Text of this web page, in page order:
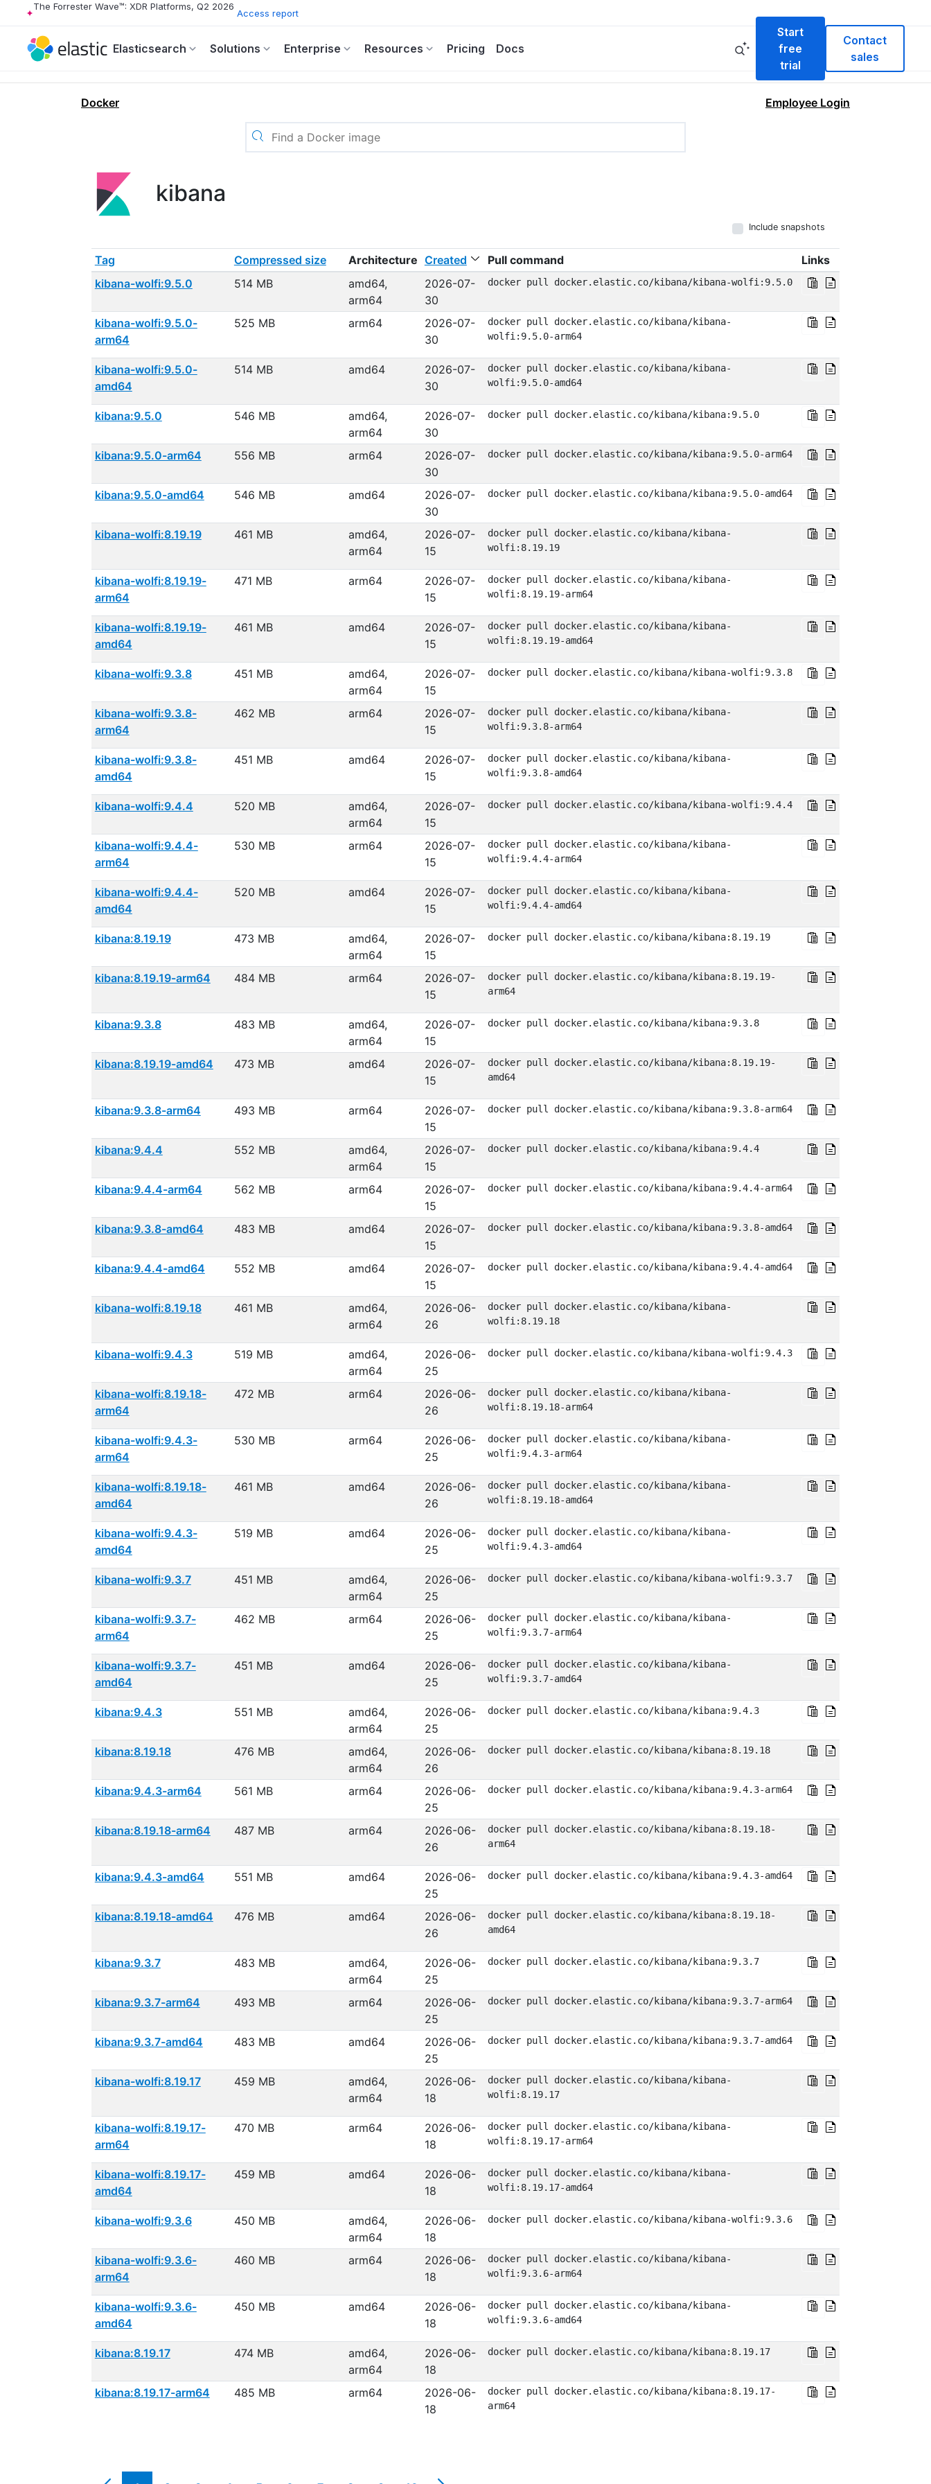
The Forrester Wave™: XDR Platforms, Q2 2026
Access report
Elasticsearch Solutions Enterprise Resources Pricing Docs
Start
free
trial
Contact
sales
Docker Employee Login
kibana
Include snapshots
Tag Compressed size Architecture Created Pull command
Links
kibana-wolfi:9.5.0
514 MB
amd64,
arm64
2026-07-
30
docker pull docker.elastic.co/kibana/kibana-wolfi:9.5.0
kibana-wolfi:9.5.0-
arm64
525 MB arm64
2026-07-
30
docker pull docker.elastic.co/kibana/kibana-
wolfi:9.5.0-arm64
kibana-wolfi:9.5.0-
amd64
514 MB amd64
2026-07-
30
docker pull docker.elastic.co/kibana/kibana-
wolfi:9.5.0-amd64
kibana:9.5.0 546 MB
amd64,
arm64
2026-07-
30
docker pull docker.elastic.co/kibana/kibana:9.5.0
kibana:9.5.0-arm64 556 MB arm64
2026-07-
30
docker pull docker.elastic.co/kibana/kibana:9.5.0-arm64
kibana:9.5.0-amd64 546 MB amd64
2026-07-
30
docker pull docker.elastic.co/kibana/kibana:9.5.0-amd64
kibana-wolfi:8.19.19 461 MB
amd64,
arm64
2026-07-
15
docker pull docker.elastic.co/kibana/kibana-
wolfi:8.19.19
kibana-wolfi:8.19.19-
arm64
471 MB arm64
2026-07-
15
docker pull docker.elastic.co/kibana/kibana-
wolfi:8.19.19-arm64
kibana-wolfi:8.19.19-
amd64
461 MB amd64
2026-07-
15
docker pull docker.elastic.co/kibana/kibana-
wolfi:8.19.19-amd64
kibana-wolfi:9.3.8 451 MB
amd64,
arm64
2026-07-
15
docker pull docker.elastic.co/kibana/kibana-wolfi:9.3.8
kibana-wolfi:9.3.8-
arm64
462 MB arm64
2026-07-
15
docker pull docker.elastic.co/kibana/kibana-
wolfi:9.3.8-arm64
kibana-wolfi:9.3.8-
amd64
451 MB amd64
2026-07-
15
docker pull docker.elastic.co/kibana/kibana-
wolfi:9.3.8-amd64
kibana-wolfi:9.4.4 520 MB
amd64,
arm64
2026-07-
15
docker pull docker.elastic.co/kibana/kibana-wolfi:9.4.4
kibana-wolfi:9.4.4-
arm64
530 MB arm64
2026-07-
15
docker pull docker.elastic.co/kibana/kibana-
wolfi:9.4.4-arm64
kibana-wolfi:9.4.4-
amd64
520 MB amd64
2026-07-
15
docker pull docker.elastic.co/kibana/kibana-
wolfi:9.4.4-amd64
kibana:8.19.19 473 MB
amd64,
arm64
2026-07-
15
docker pull docker.elastic.co/kibana/kibana:8.19.19
kibana:8.19.19-arm64 484 MB arm64
2026-07-
15
docker pull docker.elastic.co/kibana/kibana:8.19.19-
arm64
kibana:9.3.8 483 MB
amd64,
arm64
2026-07-
15
docker pull docker.elastic.co/kibana/kibana:9.3.8
kibana:8.19.19-amd64 473 MB amd64
2026-07-
15
docker pull docker.elastic.co/kibana/kibana:8.19.19-
amd64
kibana:9.3.8-arm64 493 MB arm64
2026-07-
15
docker pull docker.elastic.co/kibana/kibana:9.3.8-arm64
kibana:9.4.4 552 MB
amd64,
arm64
2026-07-
15
docker pull docker.elastic.co/kibana/kibana:9.4.4
kibana:9.4.4-arm64 562 MB arm64
2026-07-
15
docker pull docker.elastic.co/kibana/kibana:9.4.4-arm64
kibana:9.3.8-amd64 483 MB amd64
2026-07-
15
docker pull docker.elastic.co/kibana/kibana:9.3.8-amd64
kibana:9.4.4-amd64 552 MB amd64
2026-07-
15
docker pull docker.elastic.co/kibana/kibana:9.4.4-amd64
kibana-wolfi:8.19.18 461 MB
amd64,
arm64
2026-06-
26
docker pull docker.elastic.co/kibana/kibana-
wolfi:8.19.18
kibana-wolfi:9.4.3 519 MB
amd64,
arm64
2026-06-
25
docker pull docker.elastic.co/kibana/kibana-wolfi:9.4.3
kibana-wolfi:8.19.18-
arm64
472 MB arm64
2026-06-
26
docker pull docker.elastic.co/kibana/kibana-
wolfi:8.19.18-arm64
kibana-wolfi:9.4.3-
arm64
530 MB arm64
2026-06-
25
docker pull docker.elastic.co/kibana/kibana-
wolfi:9.4.3-arm64
kibana-wolfi:8.19.18-
amd64
461 MB amd64
2026-06-
26
docker pull docker.elastic.co/kibana/kibana-
wolfi:8.19.18-amd64
kibana-wolfi:9.4.3-
amd64
519 MB amd64
2026-06-
25
docker pull docker.elastic.co/kibana/kibana-
wolfi:9.4.3-amd64
kibana-wolfi:9.3.7 451 MB
amd64,
arm64
2026-06-
25
docker pull docker.elastic.co/kibana/kibana-wolfi:9.3.7
kibana-wolfi:9.3.7-
arm64
462 MB arm64
2026-06-
25
docker pull docker.elastic.co/kibana/kibana-
wolfi:9.3.7-arm64
kibana-wolfi:9.3.7-
amd64
451 MB amd64
2026-06-
25
docker pull docker.elastic.co/kibana/kibana-
wolfi:9.3.7-amd64
kibana:9.4.3 551 MB
amd64,
arm64
2026-06-
25
docker pull docker.elastic.co/kibana/kibana:9.4.3
kibana:8.19.18 476 MB
amd64,
arm64
2026-06-
26
docker pull docker.elastic.co/kibana/kibana:8.19.18
kibana:9.4.3-arm64 561 MB arm64
2026-06-
25
docker pull docker.elastic.co/kibana/kibana:9.4.3-arm64
kibana:8.19.18-arm64 487 MB arm64
2026-06-
26
docker pull docker.elastic.co/kibana/kibana:8.19.18-
arm64
kibana:9.4.3-amd64 551 MB amd64
2026-06-
25
docker pull docker.elastic.co/kibana/kibana:9.4.3-amd64
kibana:8.19.18-amd64 476 MB amd64
2026-06-
26
docker pull docker.elastic.co/kibana/kibana:8.19.18-
amd64
kibana:9.3.7 483 MB
amd64,
arm64
2026-06-
25
docker pull docker.elastic.co/kibana/kibana:9.3.7
kibana:9.3.7-arm64 493 MB arm64
2026-06-
25
docker pull docker.elastic.co/kibana/kibana:9.3.7-arm64
kibana:9.3.7-amd64 483 MB amd64
2026-06-
25
docker pull docker.elastic.co/kibana/kibana:9.3.7-amd64
kibana-wolfi:8.19.17 459 MB
amd64,
arm64
2026-06-
18
docker pull docker.elastic.co/kibana/kibana-
wolfi:8.19.17
kibana-wolfi:8.19.17-
arm64
470 MB arm64
2026-06-
18
docker pull docker.elastic.co/kibana/kibana-
wolfi:8.19.17-arm64
kibana-wolfi:8.19.17-
amd64
459 MB amd64
2026-06-
18
docker pull docker.elastic.co/kibana/kibana-
wolfi:8.19.17-amd64
kibana-wolfi:9.3.6 450 MB
amd64,
arm64
2026-06-
18
docker pull docker.elastic.co/kibana/kibana-wolfi:9.3.6
kibana-wolfi:9.3.6-
arm64
460 MB arm64
2026-06-
18
docker pull docker.elastic.co/kibana/kibana-
wolfi:9.3.6-arm64
kibana-wolfi:9.3.6-
amd64
450 MB amd64
2026-06-
18
docker pull docker.elastic.co/kibana/kibana-
wolfi:9.3.6-amd64
kibana:8.19.17 474 MB
amd64,
arm64
2026-06-
18
docker pull docker.elastic.co/kibana/kibana:8.19.17
kibana:8.19.17-arm64 485 MB arm64
2026-06-
18
docker pull docker.elastic.co/kibana/kibana:8.19.17-
arm64